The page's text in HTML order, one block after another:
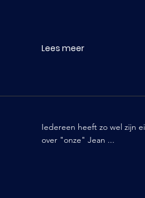
Lees meer
Iedereen heeft zo wel zijn
over "onze" Jean ...